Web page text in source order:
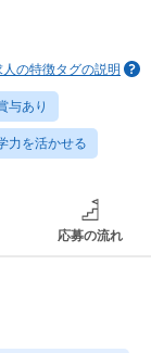
人の特徴タグの説明
与あり
力を活かせる
応募の流れ